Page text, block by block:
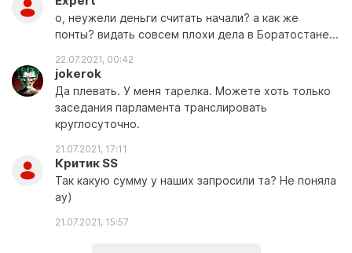
о, неужели деньги считать начали? а как же
понты? видать совсем плохи дела в Боратостане...
22.07.2021, 00:42
jokerok
Да плевать. У меня тарелка. Можете хоть только
заседания парламента транслировать
круглосуточно.
21.07.2021, 17:11
Критик SS
Так какую сумму у наших запросили та? Не поняла
ау)
21.07.2021, 15:57